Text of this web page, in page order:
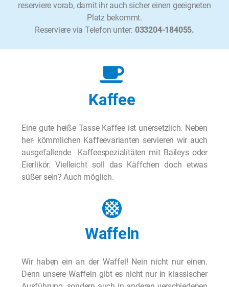
reserviere vorab, damit ihr auch sicher einen geeigneten
Platz bekommt.
Reserviere via Telefon unter: 033204-184055.
Kaffee
Eine gute heiße Tasse Kaffee ist unersetzlich. Neben
her- kömmlichen Kaffeevarianten servieren wir auch
ausgefallende Kaffeespezialitäten mit Baileys oder
Eierlikör. Vielleicht soll das Käffchen doch etwas
süßer sein? Auch möglich.
Waffeln
Wir haben ein an der Waffel! Nein nicht nur einen.
Denn unsere Waffeln gibt es nicht nur in klassischer